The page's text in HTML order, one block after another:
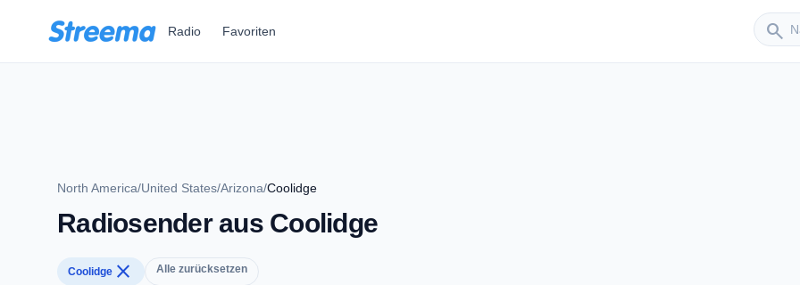
Radio Favoriten search
Sender
North America/United States/Arizona/Coolidge
Radiosender aus Coolidge
Coolidge close Alle zurücksetzen